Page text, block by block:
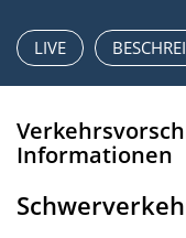
CONTACT
IMPRESSUM
LIVE
Informationen